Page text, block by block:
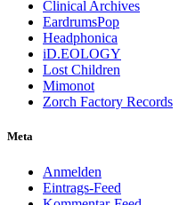
Clinical Archives
EardrumsPop
Headphonica
iD.EOLOGY
Lost Children
Mimonot
Zorch Factory Records
Meta
Anmelden
Eintrags-Feed